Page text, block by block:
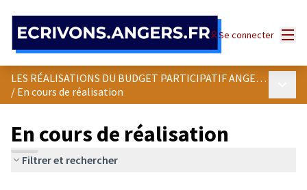
Se connecter
LES RÉALISATIONS DU BUDGET PARTICIPATIF ANGEVIN
/ En cours de réalisation
En cours de réalisation
Filtrer et rechercher